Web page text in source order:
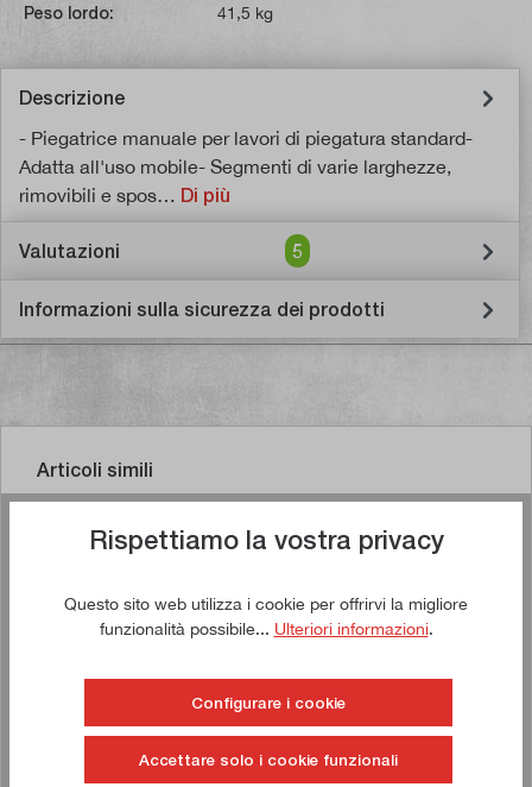
Peso lordo:
41,5 kg
Descrizione
- Piegatrice manuale per lavori di piegatura standard-
Adatta all'uso mobile- Segmenti di varie larghezze,
rimovibili e spos… Di più
Valutazioni 5
Informazioni sulla sicurezza dei prodotti
Articoli simili
Comprate ora!
Rispettiamo la vostra privacy
Questo sito web utilizza i cookie per offrirvi la migliore
funzionalità possibile... Ulteriori informazioni.
Configurare i cookie
Accettare solo i cookie funzionali